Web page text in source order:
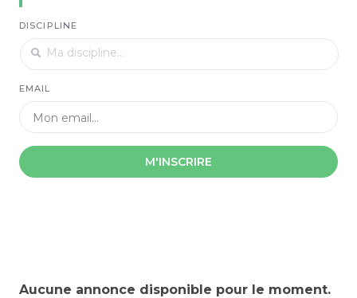
DISCIPLINE
EMAIL
M'INSCRIRE
Aucune annonce disponible pour le moment.